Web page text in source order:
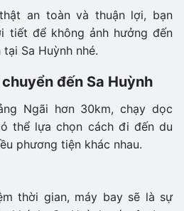
an toàn và thuận lợi, bạn
tiết để không ảnh hưởng đến
Sa Huỳnh nhé.
đến Sa Huỳnh
Ngãi hơn 30km, chạy dọc
thể lựa chọn cách đi đến du
phương tiện khác nhau.
thời gian, máy bay sẽ là sự